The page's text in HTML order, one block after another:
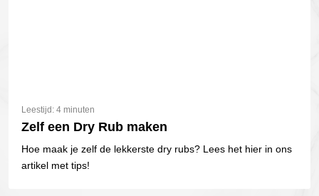
Leestijd: 4 minuten
Zelf een Dry Rub maken
Hoe maak je zelf de lekkerste dry rubs? Lees het hier in ons
artikel met tips!